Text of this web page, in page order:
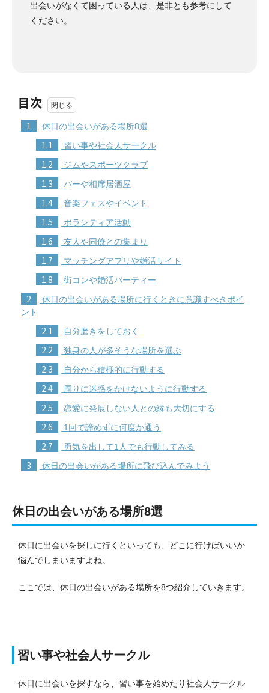
出会いがなくて困っている人は、是非とも参考にして
ください。
目次
1 休日の出会いがある場所8選
1.1 習い事や社会人サークル
1.2 ジムやスポーツクラブ
1.3 バーや相席居酒屋
1.4 音楽フェスやイベント
1.5 ボランティア活動
1.6 友人や同僚との集まり
1.7 マッチングアプリや婚活サイト
1.8 街コンや婚活パーティー
2
休日の出会いがある場所に行くときに意識すべきポイ
ント
2.1 自分磨きをしておく
2.2 独身の人が多そうな場所を選ぶ
2.3 自分から積極的に行動する
2.4 周りに迷惑をかけないように行動する
2.5 恋愛に発展しない人との縁も大切にする
2.6 1回で諦めずに何度か通う
2.7 勇気を出して1人でも行動してみる
3 休日の出会いがある場所に飛び込んでみよう
休日の出会いがある場所8選
休日に出会いを探しに行くといっても、どこに行けばいいか
悩んでしまいますよね。
ここでは、休日の出会いがある場所を8つ紹介していきます。
習い事や社会人サークル
休日に出会いを探すなら、習い事を始めたり社会人サークル